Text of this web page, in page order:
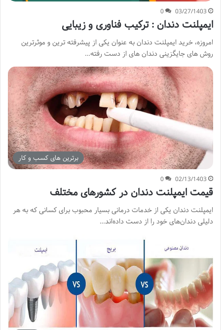
03/27/1403
0
ایمپلنت دندان : ترکیب فناوری و زیبایی
امروزه، خرید ایمپلنت دندان به عنوان یکی از پیشرفته ترین و موثرترین
روش های جایگزینی دندان های از دست رفته…
برترین های کسب و کار
02/13/1403
0
قیمت ایمپلنت دندان در کشورهای مختلف
ایمپلنت دندان یکی از خدمات درمانی بسیار محبوب برای کسانی که به هر
دلیلی دندان‌های خود را از دست داده‌اند…